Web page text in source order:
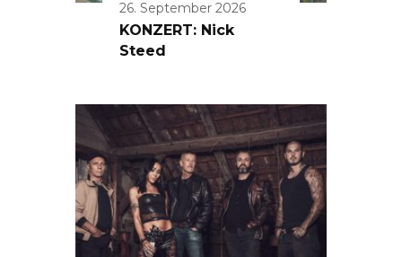
26. September 2026
KONZERT: Nick
Steed